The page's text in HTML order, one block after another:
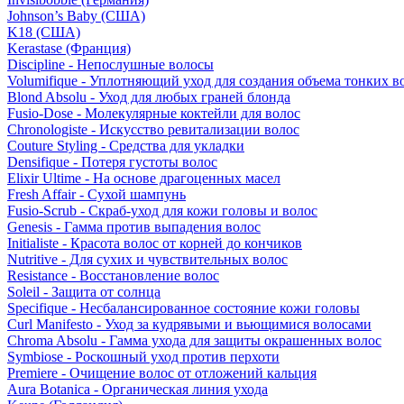
Johnson’s Baby (США)
K18 (США)
Kerastase (Франция)
Discipline - Непослушные волосы
Volumifique - Уплотняющий уход для создания объема тонких
Blond Absolu - Уход для любых граней блонда
Fusio-Dose - Молекулярные коктейли для волос
Chronologiste - Искусство ревитализации волос
Couture Styling - Средства для укладки
Densifique - Потеря густоты волос
Elixir Ultime - На основе драгоценных масел
Fresh Affair - Сухой шампунь
Fusio-Scrub - Скраб-уход для кожи головы и волос
Genesis - Гамма против выпадения волос
Initialiste - Красота волос от корней до кончиков
Nutritive - Для сухих и чувствительных волос
Resistance - Восстановление волос
Soleil - Защита от солнца
Specifique - Несбалансированное состояние кожи головы
Curl Manifesto - Уход за кудрявыми и вьющимися волосами
Chroma Absolu - Гамма ухода для защиты окрашенных волос
Symbiose - Роскошный уход против перхоти
Premiere - Очищение волос от отложений кальция
Aura Botanica - Органическая линия ухода